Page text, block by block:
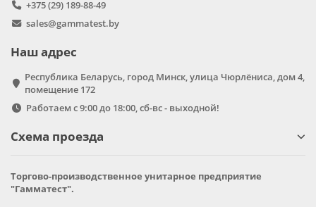
+375 (29) 189-88-49
sales@gammatest.by
Наш адрес
Республика Беларусь, город Минск, улица Чюрлёниса, дом 4,
помещение 172
Работаем с 9:00 до 18:00, сб-вс - выходной!
Схема проезда
Торгово-производственное унитарное предприятие
"Гамматест".